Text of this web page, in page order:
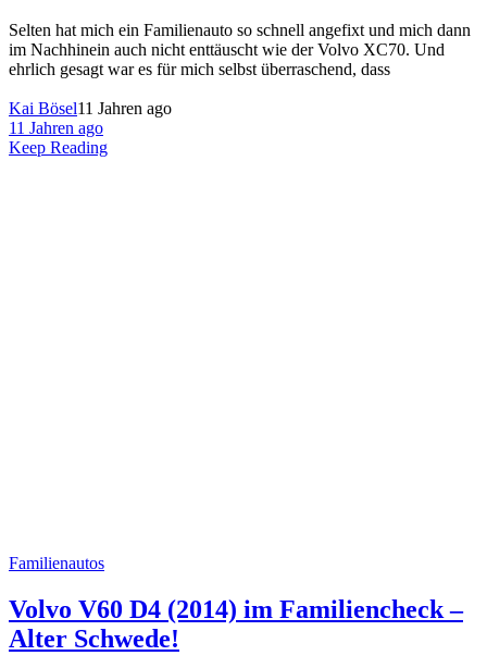
Selten hat mich ein Familienauto so schnell angefixt und mich dann
im Nachhinein auch nicht enttäuscht wie der Volvo XC70. Und
ehrlich gesagt war es für mich selbst überraschend, dass
Kai Bösel11 Jahren ago
11 Jahren ago
Keep Reading
Familienautos
Volvo V60 D4 (2014) im Familiencheck –
Alter Schwede!